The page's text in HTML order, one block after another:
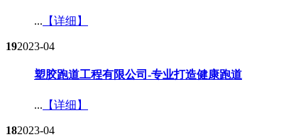
... 【详细】
192023-04
塑胶跑道工程有限公司-专业打造健康跑道​
... 【详细】
182023-04